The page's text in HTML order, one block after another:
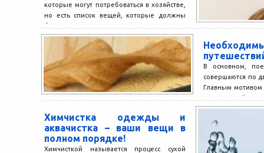
которые могут потребоваться в хозяйстве,
но есть список вещей, которые должны
быть в...
В основном,
совершаются по
Главным
впечатлений, и
Химчистка одежды и
аквачистка – ваши вещи в
полном порядке!
Химчисткой называется процесс сухой